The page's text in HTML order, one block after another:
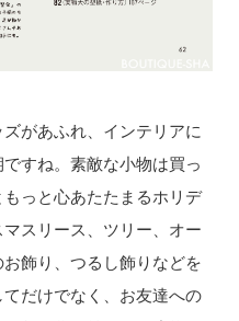
があふれ、インテリアに
すね。素敵な小物は買っ
っと心あたたまるホリデ
スリース、ツリー、オー
飾り、つるし飾りなどを
だけでなく、お友達への